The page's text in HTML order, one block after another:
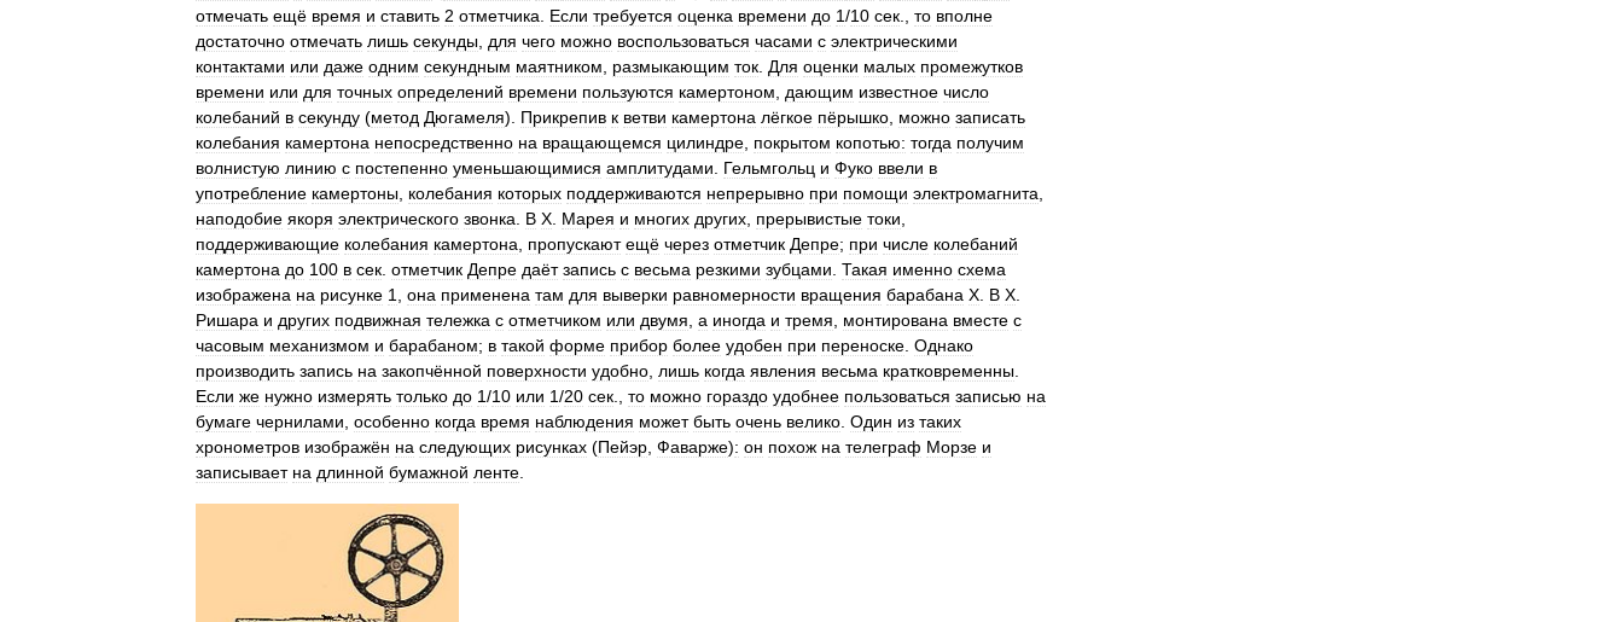
отмечать ещё время и ставить 2 отметчика Если требуется оценка времени до 1/10 сек то вполне
достаточно отмечать лишь секунды для чего можно воспользоваться часами с электрическими
контактами или даже одним секундным маятником размыкающим ток Для оценки малых промежутков
времени или для точных определений времени пользуются камертоном дающим известное число
колебаний в секунду (метод Дюгамеля). Прикрепив к ветви камертона лёгкое пёрышко можно записать
колебания камертона непосредственно на вращающемся цилиндре покрытом копотью: тогда получим
волнистую линию с постепенно уменьшающимися амплитудами Гельмгольц и Фуко ввели в
употребление камертоны колебания которых поддерживаются непрерывно при помощи электромагнита
наподобие якоря электрического звонка В X Марея и многих других прерывистые токи
поддерживающие колебания камертона пропускают ещё через отметчик Депре; при числе колебаний
камертона до 100 в сек отметчик Депре даёт запись с весьма резкими зубцами Такая именно схема
изображена на рисунке 1 она применена там для выверки равномерности вращения барабана X В X
Ришара и других подвижная тележка с отметчиком или двумя а иногда и тремя монтирована вместе с
часовым механизмом и барабаном; в такой форме прибор более удобен при переноске Однако
производить запись на закопчённой поверхности удобно лишь когда явления весьма кратковременны
Если же нужно измерять только до 1/10 или 1/20 сек то можно гораздо удобнее пользоваться записью на
бумаге чернилами особенно когда время наблюдения может быть очень велико Один из таких
хронометров изображён на следующих рисунках (Пейэр Фаварже): он похож на телеграф Морзе и
записывает на длинной бумажной ленте